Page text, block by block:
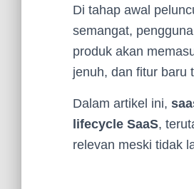
Di tahap awal
semangat,
produk akan
jenuh, dan fitur baru
Dalam artikel ini,
lifecycle SaaS,
relevan meski tidak